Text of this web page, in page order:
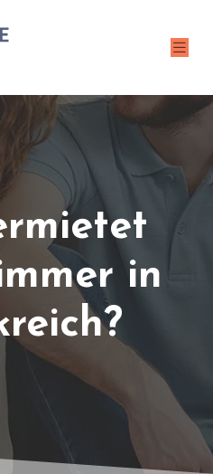
in